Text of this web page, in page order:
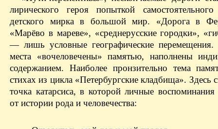
лирического героя попыткой
детского мирка в большой мир. «Дорога в
«Марёво в мареве», «среднерусские городки»,
— лишь условные географические перемещения.
места «вочеловечены» памятью, наполнены
содержанием. Наиболее пронзительно тема
стихах из цикла «Петербургские кладбища». Здесь
точка катарсиса, в которой личные
от истории рода и человечества: